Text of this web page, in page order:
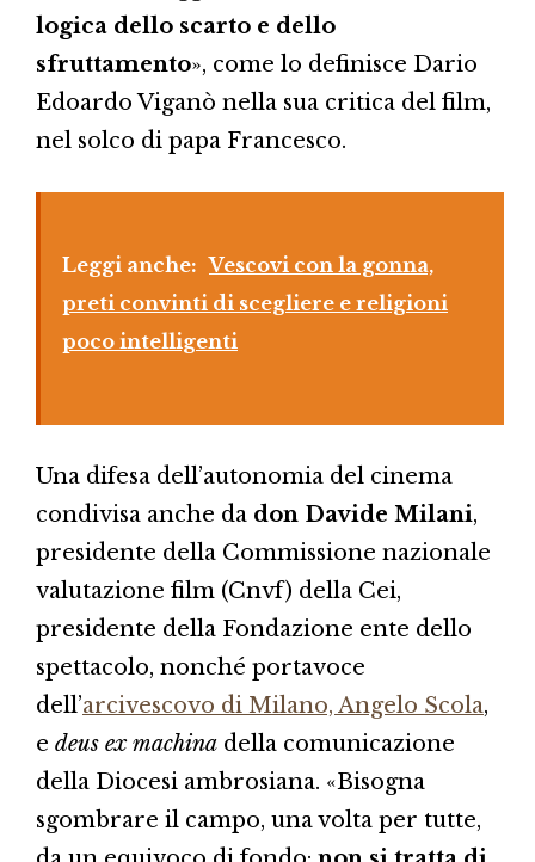
logica dello scarto e dello
sfruttamento», come lo definisce Dario
Edoardo Viganò nella sua critica del film,
nel solco di papa Francesco.
Leggi anche: Vescovi con la gonna,
preti convinti di scegliere e religioni
poco intelligenti
Una difesa dell’autonomia del cinema
condivisa anche da don Davide Milani,
presidente della Commissione nazionale
valutazione film (Cnvf) della Cei,
presidente della Fondazione ente dello
spettacolo, nonché portavoce
dell’arcivescovo di Milano, Angelo Scola,
e deus ex machina della comunicazione
della Diocesi ambrosiana. «Bisogna
sgombrare il campo, una volta per tutte,